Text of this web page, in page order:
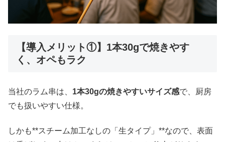
【導入メリット①】1本30gで焼きやす
く、オペもラク
当社のラム串は、 1本30gの焼きやすいサイズ感で、厨房
でも扱いやすい仕様。
しかも**スチーム加工なしの「生タイプ」**なので、表面